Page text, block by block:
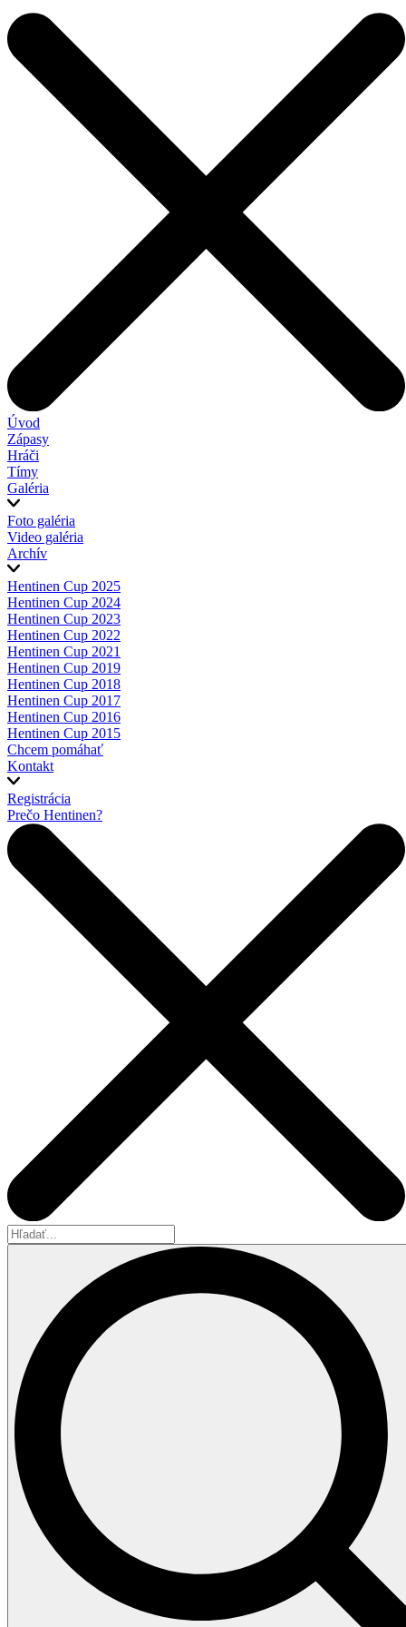
Úvod
Zápasy
Hráči
Tímy
Galéria
Foto galéria
Video galéria
Archív
Hentinen Cup 2025
Hentinen Cup 2024
Hentinen Cup 2023
Hentinen Cup 2022
Hentinen Cup 2021
Hentinen Cup 2019
Hentinen Cup 2018
Hentinen Cup 2017
Hentinen Cup 2016
Hentinen Cup 2015
Chcem pomáhať
Kontakt
Registrácia
Prečo Hentinen?
Hľadať...